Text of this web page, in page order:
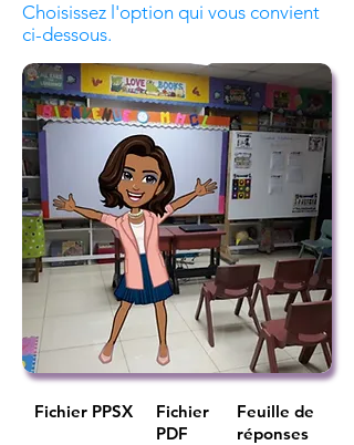
Choisissez l'option qui vous convient
ci-dessous.
Fichier PPSX
Fichier
PDF
Feuille de
réponses